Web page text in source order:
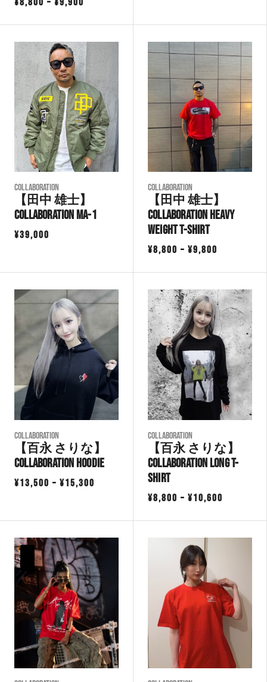
¥8,800
–
¥9,900
COLLABORATION
【田中 雄士】
Collaboration MA-1
¥39,000
COLLABORATION
【田中 雄士】
Collaboration Heavy
Weight T-Shirt
¥8,800 – ¥9,800
¥8,800
–
¥9,800
COLLABORATION
【百永 さりな】
Collaboration Hoodie
¥13,500 – ¥15,300
–
¥15,300
COLLABORATION
【百永 さりな】
Collaboration Long T-
shirt
¥8,800 – ¥10,600
¥10,600